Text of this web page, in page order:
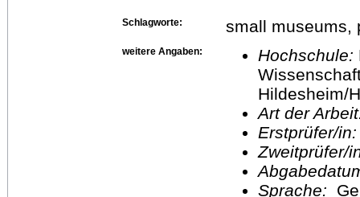
Schlagworte: small museums,
weitere Angaben: Hochschule:
Hildesheim/
Art der
Erstprüfer/
Sprache: